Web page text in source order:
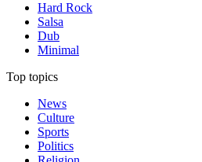
Hard Rock
Salsa
Dub
Minimal
Top topics
News
Culture
Sports
Politics